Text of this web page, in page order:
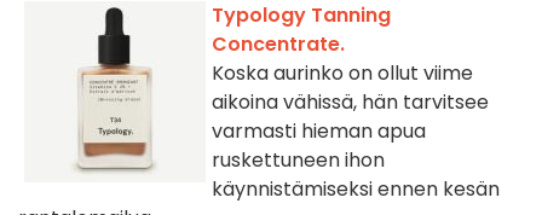
Typology Tanning
Concentrate.
Koska aurinko on ollut viime
aikoina vähissä, hän tarvitsee
varmasti hieman apua
ruskettuneen ihon
käynnistämiseksi ennen kesän